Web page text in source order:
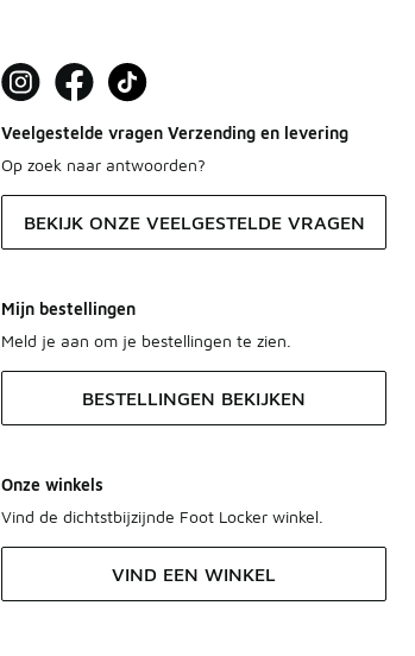
Veelgestelde vragen Verzending en levering
Op zoek naar antwoorden?
BEKIJK ONZE VEELGESTELDE VRAGEN
Mijn bestellingen
Meld je aan om je bestellingen te zien.
BESTELLINGEN BEKIJKEN
Onze winkels
Vind de dichtstbijzijnde Foot Locker winkel.
VIND EEN WINKEL